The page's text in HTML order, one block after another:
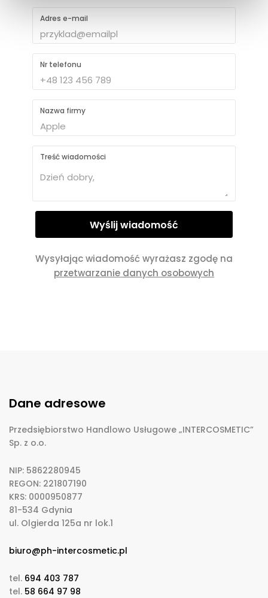
Adres e-mail
Nr telefonu
Nazwa firmy
Treść wiadomości
Wysyłając wiadomość wyrażasz zgodę na
przetwarzanie danych osobowych
Dane adresowe
Przedsiębiorstwo Handlowo Usługowe „INTERCOSMETIC”
Sp. z o.o.
NIP: 5862280945
REGON: 221807190
KRS: 0000950877
81-534 Gdynia
ul. Olgierda 125a nr lok.1
biuro@ph-intercosmetic.pl
tel. 694 403 787
tel. 58 664 97 98